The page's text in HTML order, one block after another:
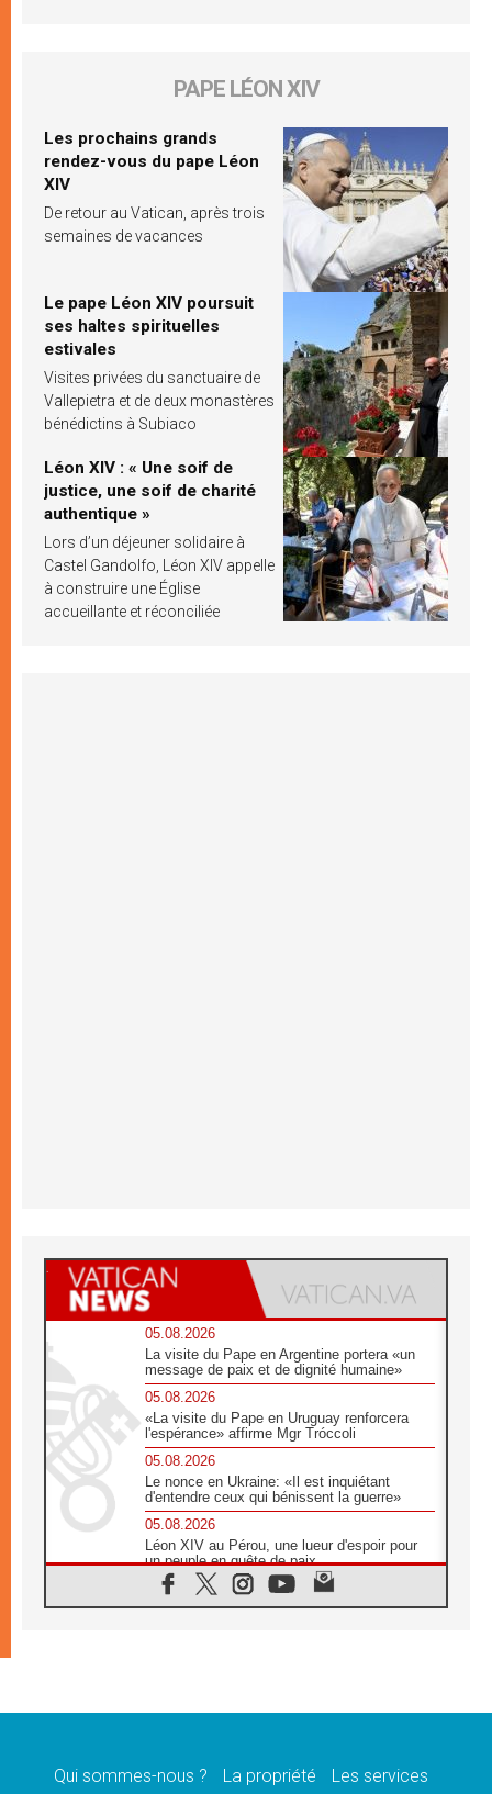
PAPE LÉON XIV
Les prochains grands
rendez-vous du pape Léon
XIV
De retour au Vatican, après trois
semaines de vacances
Le pape Léon XIV poursuit
ses haltes spirituelles
estivales
Visites privées du sanctuaire de
Vallepietra et de deux monastères
bénédictins à Subiaco
Léon XIV : « Une soif de
justice, une soif de charité
authentique »
Lors d’un déjeuner solidaire à
Castel Gandolfo, Léon XIV appelle
à construire une Église
accueillante et réconciliée
05.08.2026
La visite du Pape en Argentine portera «un
message de paix et de dignité humaine»
05.08.2026
«La visite du Pape en Uruguay renforcera
l'espérance» affirme Mgr Tróccoli
05.08.2026
Le nonce en Ukraine: «Il est inquiétant
d'entendre ceux qui bénissent la guerre»
05.08.2026
Léon XIV au Pérou, une lueur d'espoir pour
un peuple en quête de paix
05.08.2026
SCEAM: L'Église en Afrique vers
en Argentine et au Pérou
Qui sommes-nous ? La propriété Les services